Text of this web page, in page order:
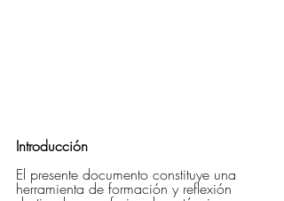
Introducción
El presente documento constituye una
herramienta de formación y reflexión